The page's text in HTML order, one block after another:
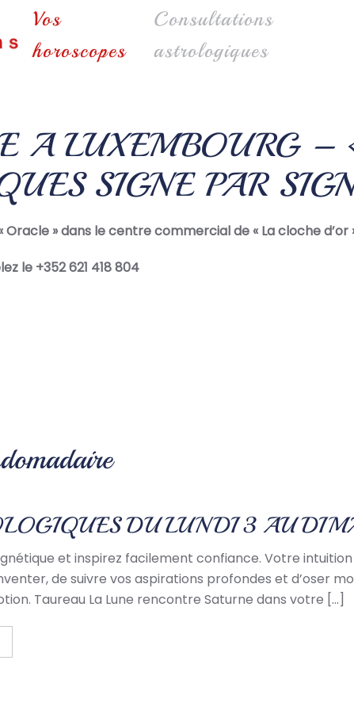
Vos
horoscopes
Consultations
astrologiques
A LUXEMBOURG –
SIGNE PAR
» dans le centre commercial de « La cloche d’or
le +352 621 418 804
DU LUNDI 3 AU
et inspirez facilement confiance. Votre
de suivre vos aspirations profondes et d’oser
Taureau La Lune rencontre Saturne dans votre […]